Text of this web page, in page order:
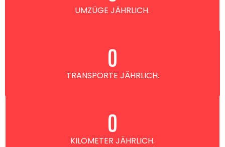
UMZÜGE JÄHRLICH.
TRANSPORTE JÄHRLICH.
0
KILOMETER JÄHRLICH.
0